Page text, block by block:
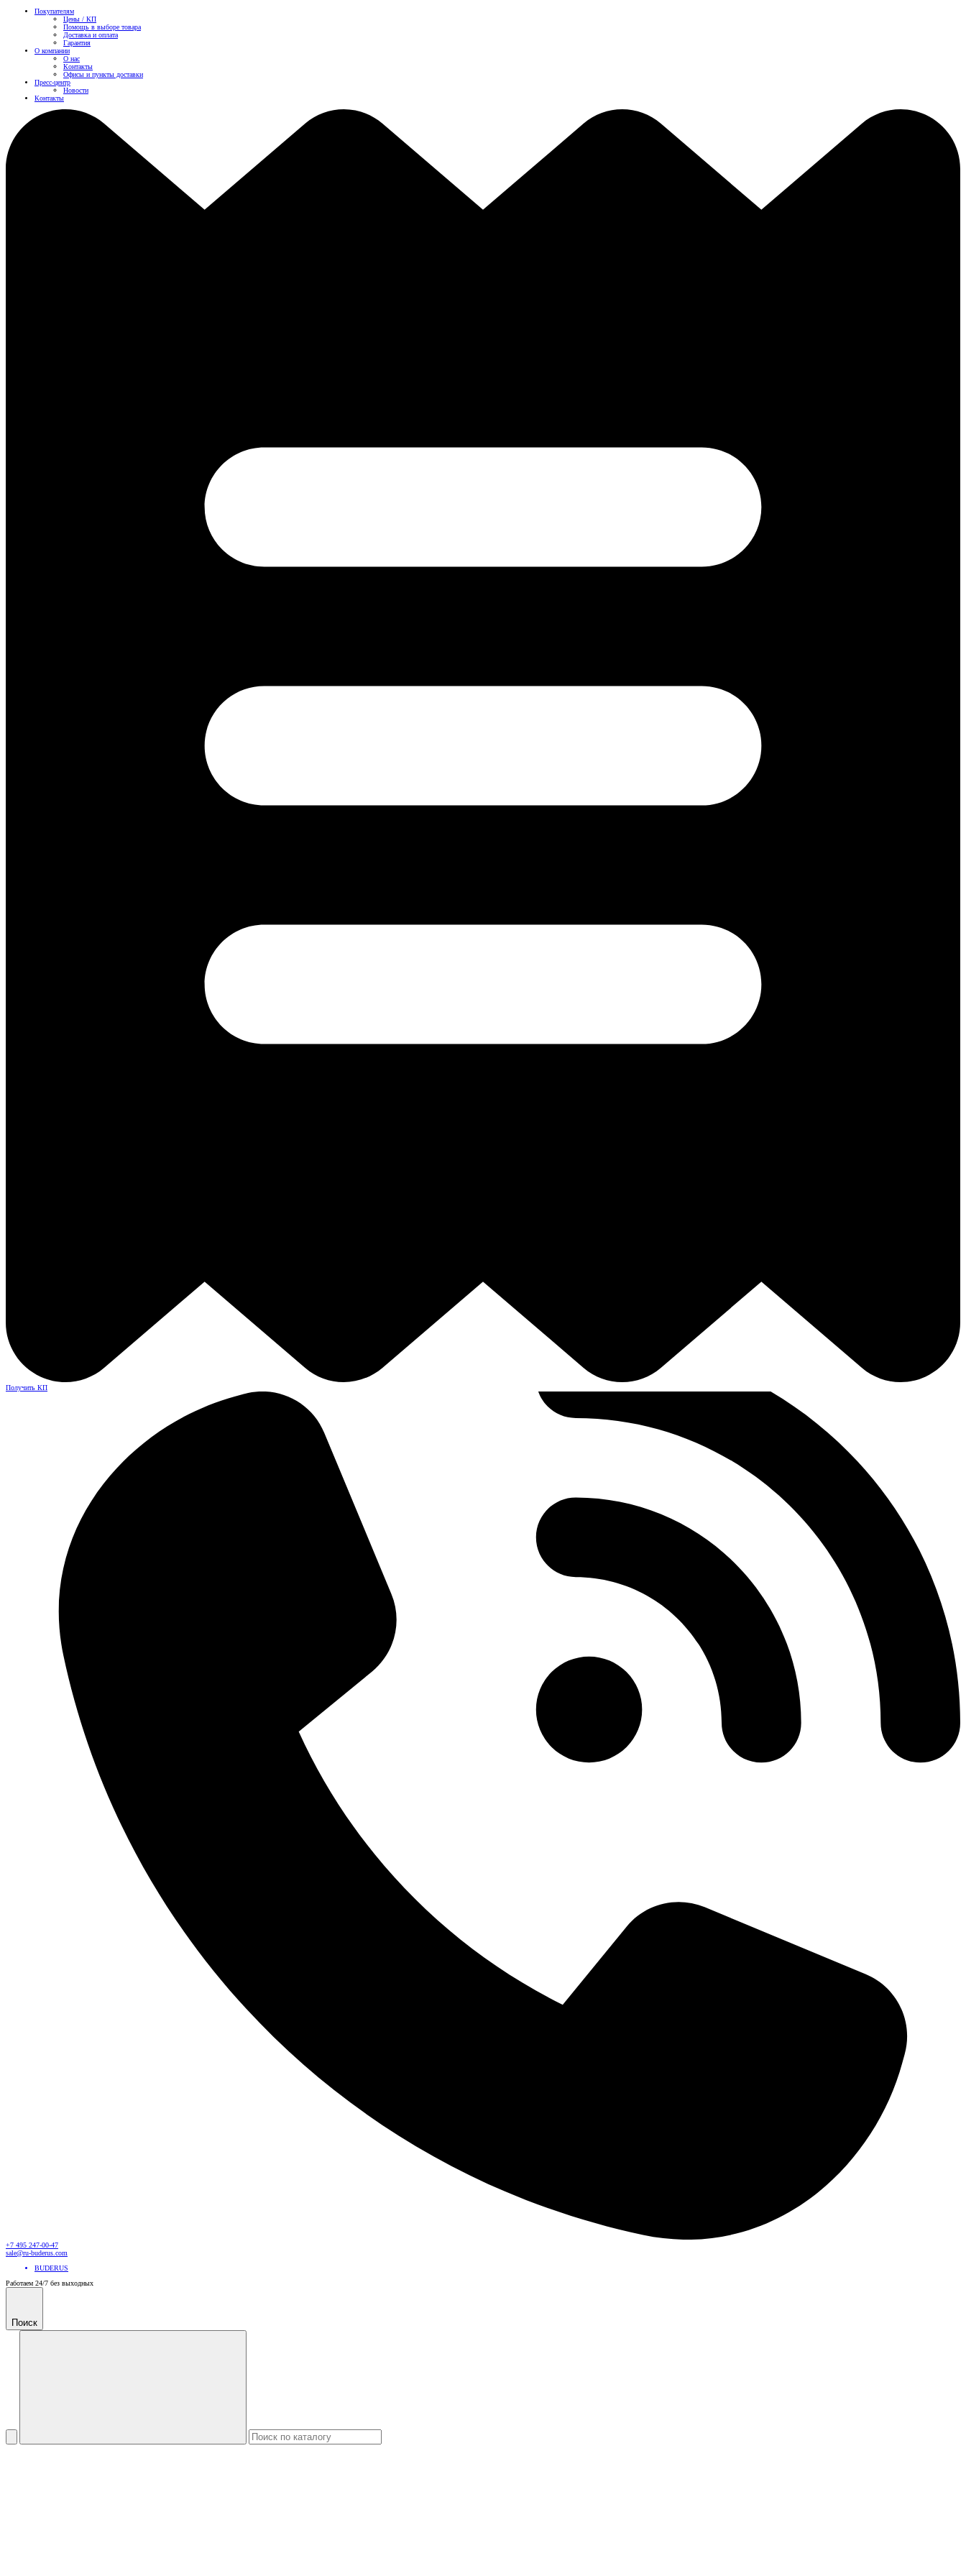
Покупателям
Цены / КП
Помощь в выборе товара
Доставка и оплата
Гарантия
О компании
О нас
Контакты
Офисы и пункты доставки
Пресс-центр
Новости
Контакты
Получить КП
+7 495 247-00-47
sale@ru-buderus.com
BUDERUS
Работаем 24/7 без выходных
Поиск